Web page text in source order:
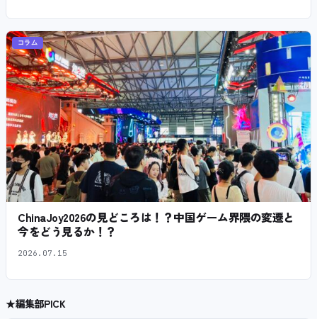
コラム
ChinaJoy2026の見どころは！？中国ゲーム界隈の変遷と
今をどう見るか！？
2026.07.15
★編集部PICK